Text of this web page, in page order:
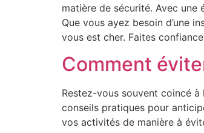
matière de sécurité. Avec
Que vous ayez besoin d’une
vous est cher. Faites
Comment
Restez-vous souvent coincé à
conseils pratiques pour
vos activités de manière à